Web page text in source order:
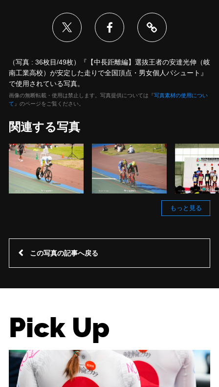
（写真 : 36枚目/49枚）『【中長距離編】選抜王者の安達光伸（岐
南工業高校）が安定した走りで全国頂点・男女個人パシュート』
で使用されている写真。
画像の無断転載・使用は禁止します。写真提供については『写真素材の使用につい
て 』のページをご覧ください。
関連する写真
もっと見る
この写真の記事へ戻る
Pick Up